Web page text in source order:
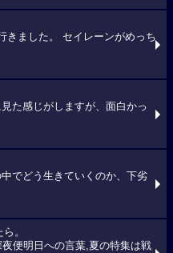
きました。 セイレーンがめっち
た感じがしますが、面白かっ
でどう生きていくのか、下劣
。
夜便明日への言葉,夏の特集は戦